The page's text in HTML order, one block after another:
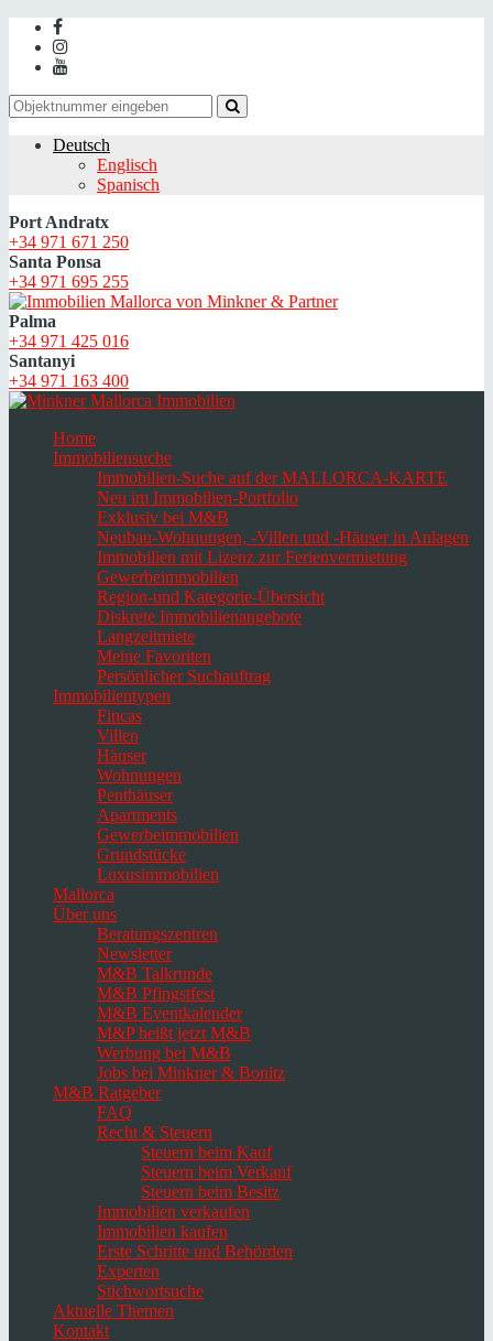
Deutsch
Englisch
Spanisch
Port Andratx
+34 971 671 250
Santa Ponsa
+34 971 695 255
Palma
+34 971 425 016
Santanyi
+34 971 163 400
Home
Immobiliensuche
Immobilien-Suche auf der MALLORCA-KARTE
Neu im Immobilien-Portfolio
Exklusiv bei M&B
Neubau-Wohnungen, -Villen und -Häuser in Anlagen
Immobilien mit Lizenz zur Ferienvermietung
Gewerbeimmobilien
Region-und Kategorie-Übersicht
Diskrete Immobilienangebote
Langzeitmiete
Meine Favoriten
Persönlicher Suchauftrag
Immobilientypen
Fincas
Villen
Häuser
Wohnungen
Penthäuser
Apartments
Gewerbeimmobilien
Grundstücke
Luxusimmobilien
Mallorca
Über uns
Beratungszentren
Newsletter
M&B Talkrunde
M&B Pfingstfest
M&B Eventkalender
M&P heißt jetzt M&B
Werbung bei M&B
Jobs bei Minkner & Bonitz
M&B Ratgeber
FAQ
Recht & Steuern
Steuern beim Kauf
Steuern beim Verkauf
Steuern beim Besitz
Immobilien verkaufen
Immobilien kaufen
Erste Schritte und Behörden
Experten
Stichwortsuche
Aktuelle Themen
Kontakt